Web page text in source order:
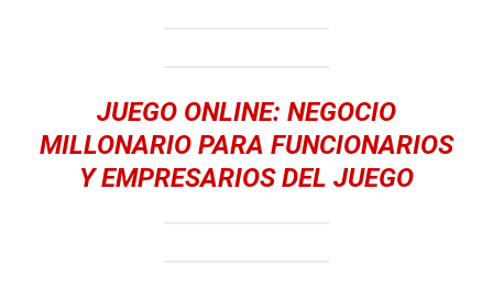
JUEGO ONLINE: NEGOCIO
MILLONARIO PARA FUNCIONARIOS
Y EMPRESARIOS DEL JUEGO